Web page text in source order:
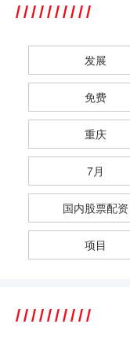
发展
免费
重庆
7月
国内股票配资
项目